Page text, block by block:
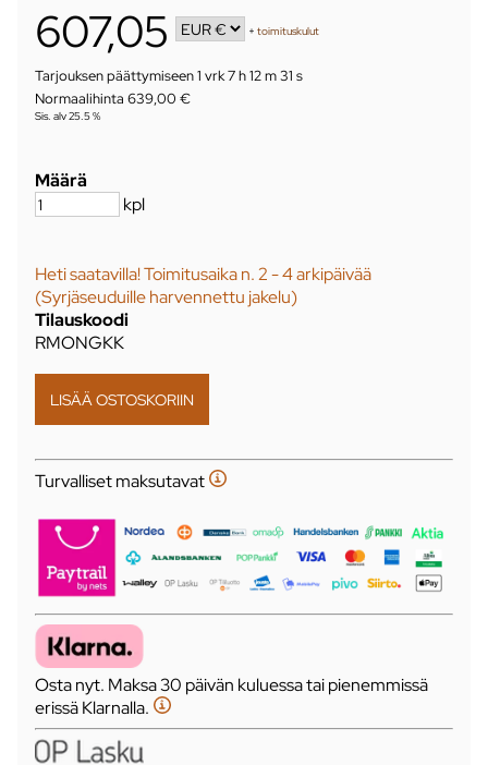
607,05 +toimituskulut
Tarjouksen päättymiseen1 vrk 7 h 12 m 31 s
Normaalihinta 639,00 €
Sis. alv 25.5 %
Määrä
kpl
Heti saatavilla! Toimitusaika n. 2 - 4 arkipäivää
(Syrjäseuduille harvennettu jakelu)
Tilauskoodi
RMONGKK
Turvalliset maksutavat
Osta nyt. Maksa 30 päivän kuluessa tai pienemmissä
erissä Klarnalla.